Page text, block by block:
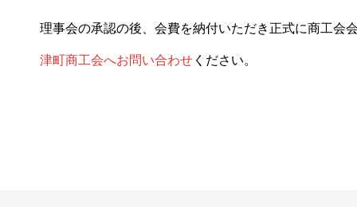
理事会の承認の後、会費を納付いただき正式に商工会
津町商工会へお問い合わせ ください。